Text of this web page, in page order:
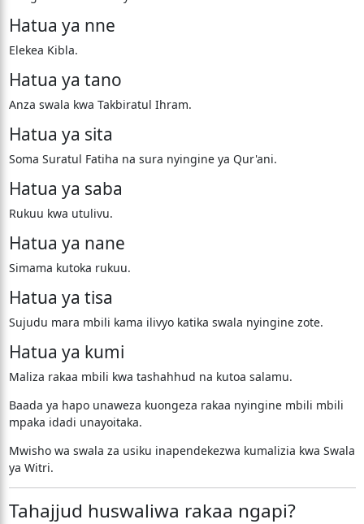
Hatua ya nne
Elekea Kibla.
Hatua ya tano
Anza swala kwa Takbiratul Ihram.
Hatua ya sita
Soma Suratul Fatiha na sura nyingine ya Qur'ani.
Hatua ya saba
Rukuu kwa utulivu.
Hatua ya nane
Simama kutoka rukuu.
Hatua ya tisa
Sujudu mara mbili kama ilivyo katika swala nyingine zote.
Hatua ya kumi
Maliza rakaa mbili kwa tashahhud na kutoa salamu.
Baada ya hapo unaweza kuongeza rakaa nyingine mbili mbili
mpaka idadi unayoitaka.
Mwisho wa swala za usiku inapendekezwa kumalizia kwa Swala
ya Witri.
Tahajjud huswaliwa rakaa ngapi?